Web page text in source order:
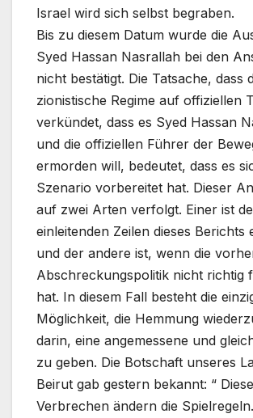
Israel wird sich selbst begraben.
Bis zu diesem Datum wurde die
Syed Hassan Nasrallah bei den
nicht bestätigt. Die Tatsache, dass
zionistische Regime auf offiziellen
verkündet, dass es Syed Hassan
und die offiziellen Führer der
ermorden will, bedeutet, dass es
Szenario vorbereitet hat. Dieser
auf zwei Arten verfolgt. Einer ist
einleitenden Zeilen dieses Berichts
und der andere ist, wenn die
Abschreckungspolitik nicht richtig
hat. In diesem Fall besteht die
Möglichkeit, die Hemmung
darin, eine angemessene und
zu geben. Die Botschaft unseres
Beirut gab gestern bekannt: “ Diese
Verbrechen ändern die